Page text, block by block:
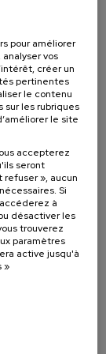
y
pour améliorer
vos
créer un
pertinentes
le contenu
sur les rubriques
le site
accepterez
seront
refuser », aucun
Si
à
désactiver les
trouverez
paramètres
active jusqu'à
»